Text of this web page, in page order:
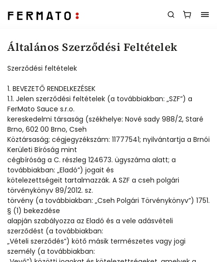
Általános Szerződési Feltételek
Szerződési feltételek
1. BEVEZETŐ RENDELKEZÉSEK
1.1. Jelen szerződési feltételek (a továbbiakban: „SZF”) a
FerMato Sauce s.r.o.
kereskedelmi társaság (székhelye: Nové sady 988/2, Staré
Brno, 602 00 Brno, Cseh
Köztársaság; cégjegyzékszám: 11777541; nyilvántartja a Brnói
Kerületi Bíróság mint
cégbíróság a C. részleg 124673. ügyszáma alatt; a
továbbiakban: „Eladó”) jogait és
kötelezettségeit tartalmazzák. A SZF a cseh polgári
törvénykönyv 89/2012. sz.
törvény (a továbbiakban: „Cseh Polgári Törvénykönyv”) 1751.
§ (1) bekezdése
alapján szabályozza az Eladó és a vele adásvételi
szerződést (a továbbiakban:
„Vételi szerződés”) kötő másik természetes vagy jogi
személy (a továbbiakban: